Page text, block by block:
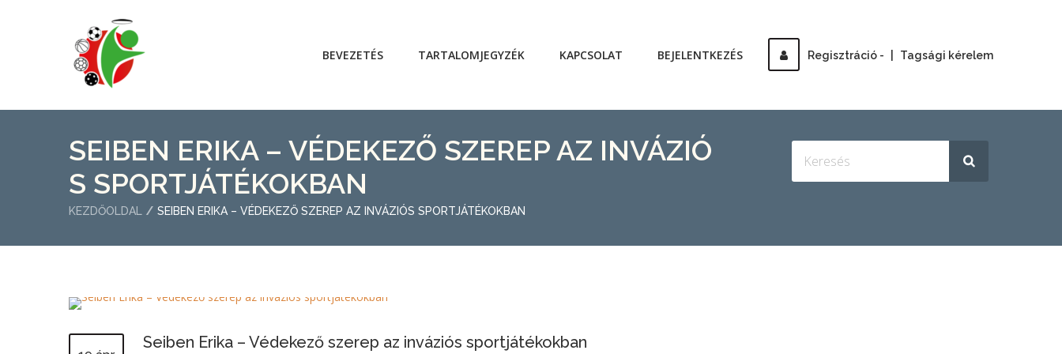
Regisztráció - Tagsági kérelem
BEVEZETÉS TARTALOMJEGYZÉK KAPCSOLAT BEJELENTKEZÉS
SEIBEN ERIKA – VÉDEKEZŐ SZEREP AZ INVÁZIÓ
S SPORTJÁTÉKOKBAN
KEZDŐOLDAL SEIBEN ERIKA – VÉDEKEZŐ SZEREP AZ INVÁZIÓS SPORTJÁTÉKOKBAN
Seiben Erika – Védekező szerep az inváziós sportjátékokban